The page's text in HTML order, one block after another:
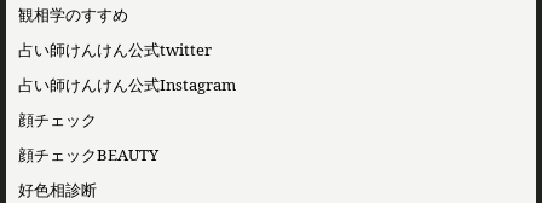
観相学のすすめ
占い師けんけん公式twitter
占い師けんけん公式Instagram
顔チェック
顔チェックBEAUTY
好色相診断